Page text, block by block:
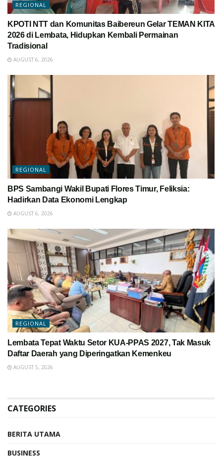
REGIONAL
KPOTI NTT dan Komunitas Baibereun Gelar TEMAN KITA
2026 di Lembata, Hidupkan Kembali Permainan
Tradisional
AUGUST 6, 2026
REGIONAL
BPS Sambangi Wakil Bupati Flores Timur, Feliksia:
Hadirkan Data Ekonomi Lengkap
AUGUST 6, 2026
REGIONAL
Lembata Tepat Waktu Setor KUA-PPAS 2027, Tak Masuk
Daftar Daerah yang Diperingatkan Kemenkeu
AUGUST 5, 2026
CATEGORIES
BERITA UTAMA
BUSINESS